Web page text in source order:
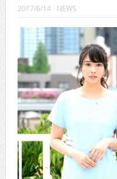
CINEMA×STYLE 287号
CINEMA×STYLE 286号
CINEMA×STYLE 285号
CINEMA×STYLE 294号
2017/6/14 NEWS